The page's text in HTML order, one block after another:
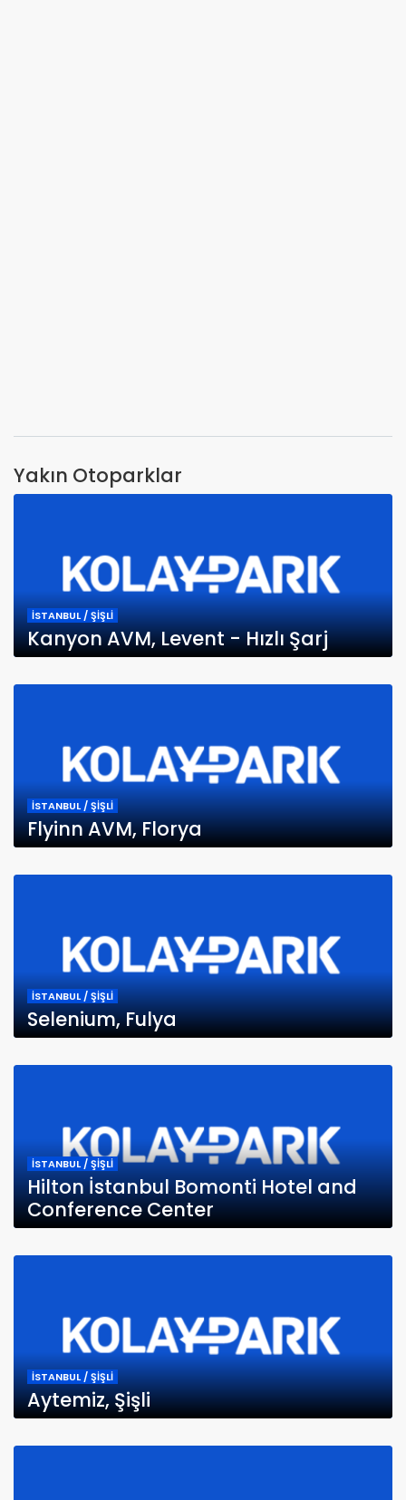
Yakın Otoparklar
İSTANBUL / ŞİŞLİ
Kanyon AVM, Levent - Hızlı Şarj
İSTANBUL / ŞİŞLİ
Flyinn AVM, Florya
İSTANBUL / ŞİŞLİ
Selenium, Fulya
İSTANBUL / ŞİŞLİ
Hilton İstanbul Bomonti Hotel and
Conference Center
İSTANBUL / ŞİŞLİ
Aytemiz, Şişli